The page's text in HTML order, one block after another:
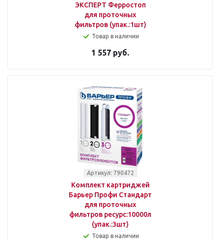
ЭКСПЕРТ Ферростоп
для проточных
фильтров (упак.:1шт)
Товар в наличии
1 557 руб.
Артикул: 790472
Комплект картриджей
Барьер Профи Стандарт
для проточных
фильтров ресурс:10000л
(упак.:3шт)
Товар в наличии